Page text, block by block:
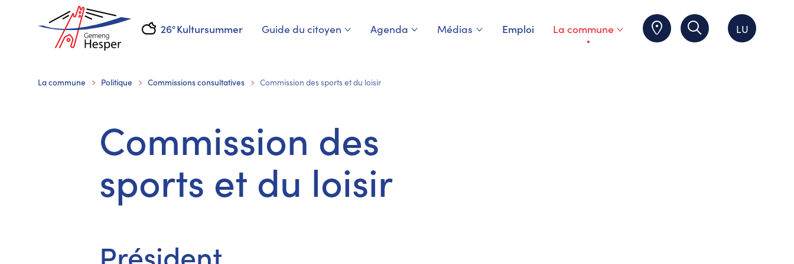
26°Kultursummer Guide du citoyen Agenda Médias Emploi La commune
Page courante
LU
La commune Politique Commissions consultatives Commission des sports et du loisir
Commission des
sports et du loisir
Président